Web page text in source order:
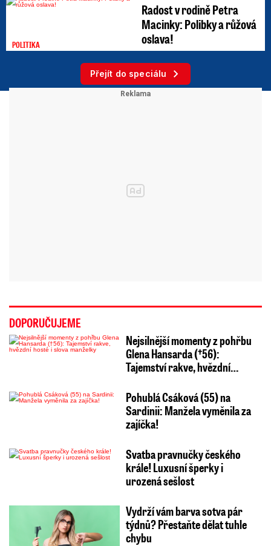
POLITIKA
Radost v rodině Petra
Macinky: Polibky a růžová
oslava!
Přejít do speciálu
DOPORUČUJEME
Nejsilnější momenty z pohřbu
Glena Hansarda (†56):
Tajemství rakve, hvězdní…
Pohublá Csáková (55) na
Sardinii: Manžela vyměnila za
zajíčka!
Svatba pravnučky českého
krále! Luxusní šperky i
urozená sešlost
Vydrží vám barva sotva pár
týdnů? Přestaňte dělat tuhle
chybu